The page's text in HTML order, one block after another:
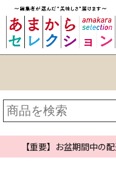
【重要】お盆期間中の